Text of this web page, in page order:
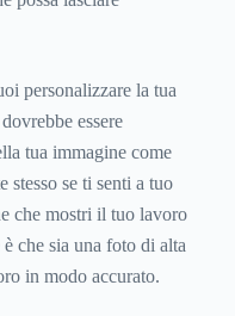
personalizzare la tua
essere
tua immagine come
stesso se ti senti a tuo
che mostri il tuo lavoro
che sia una foto di alta
in modo accurato.